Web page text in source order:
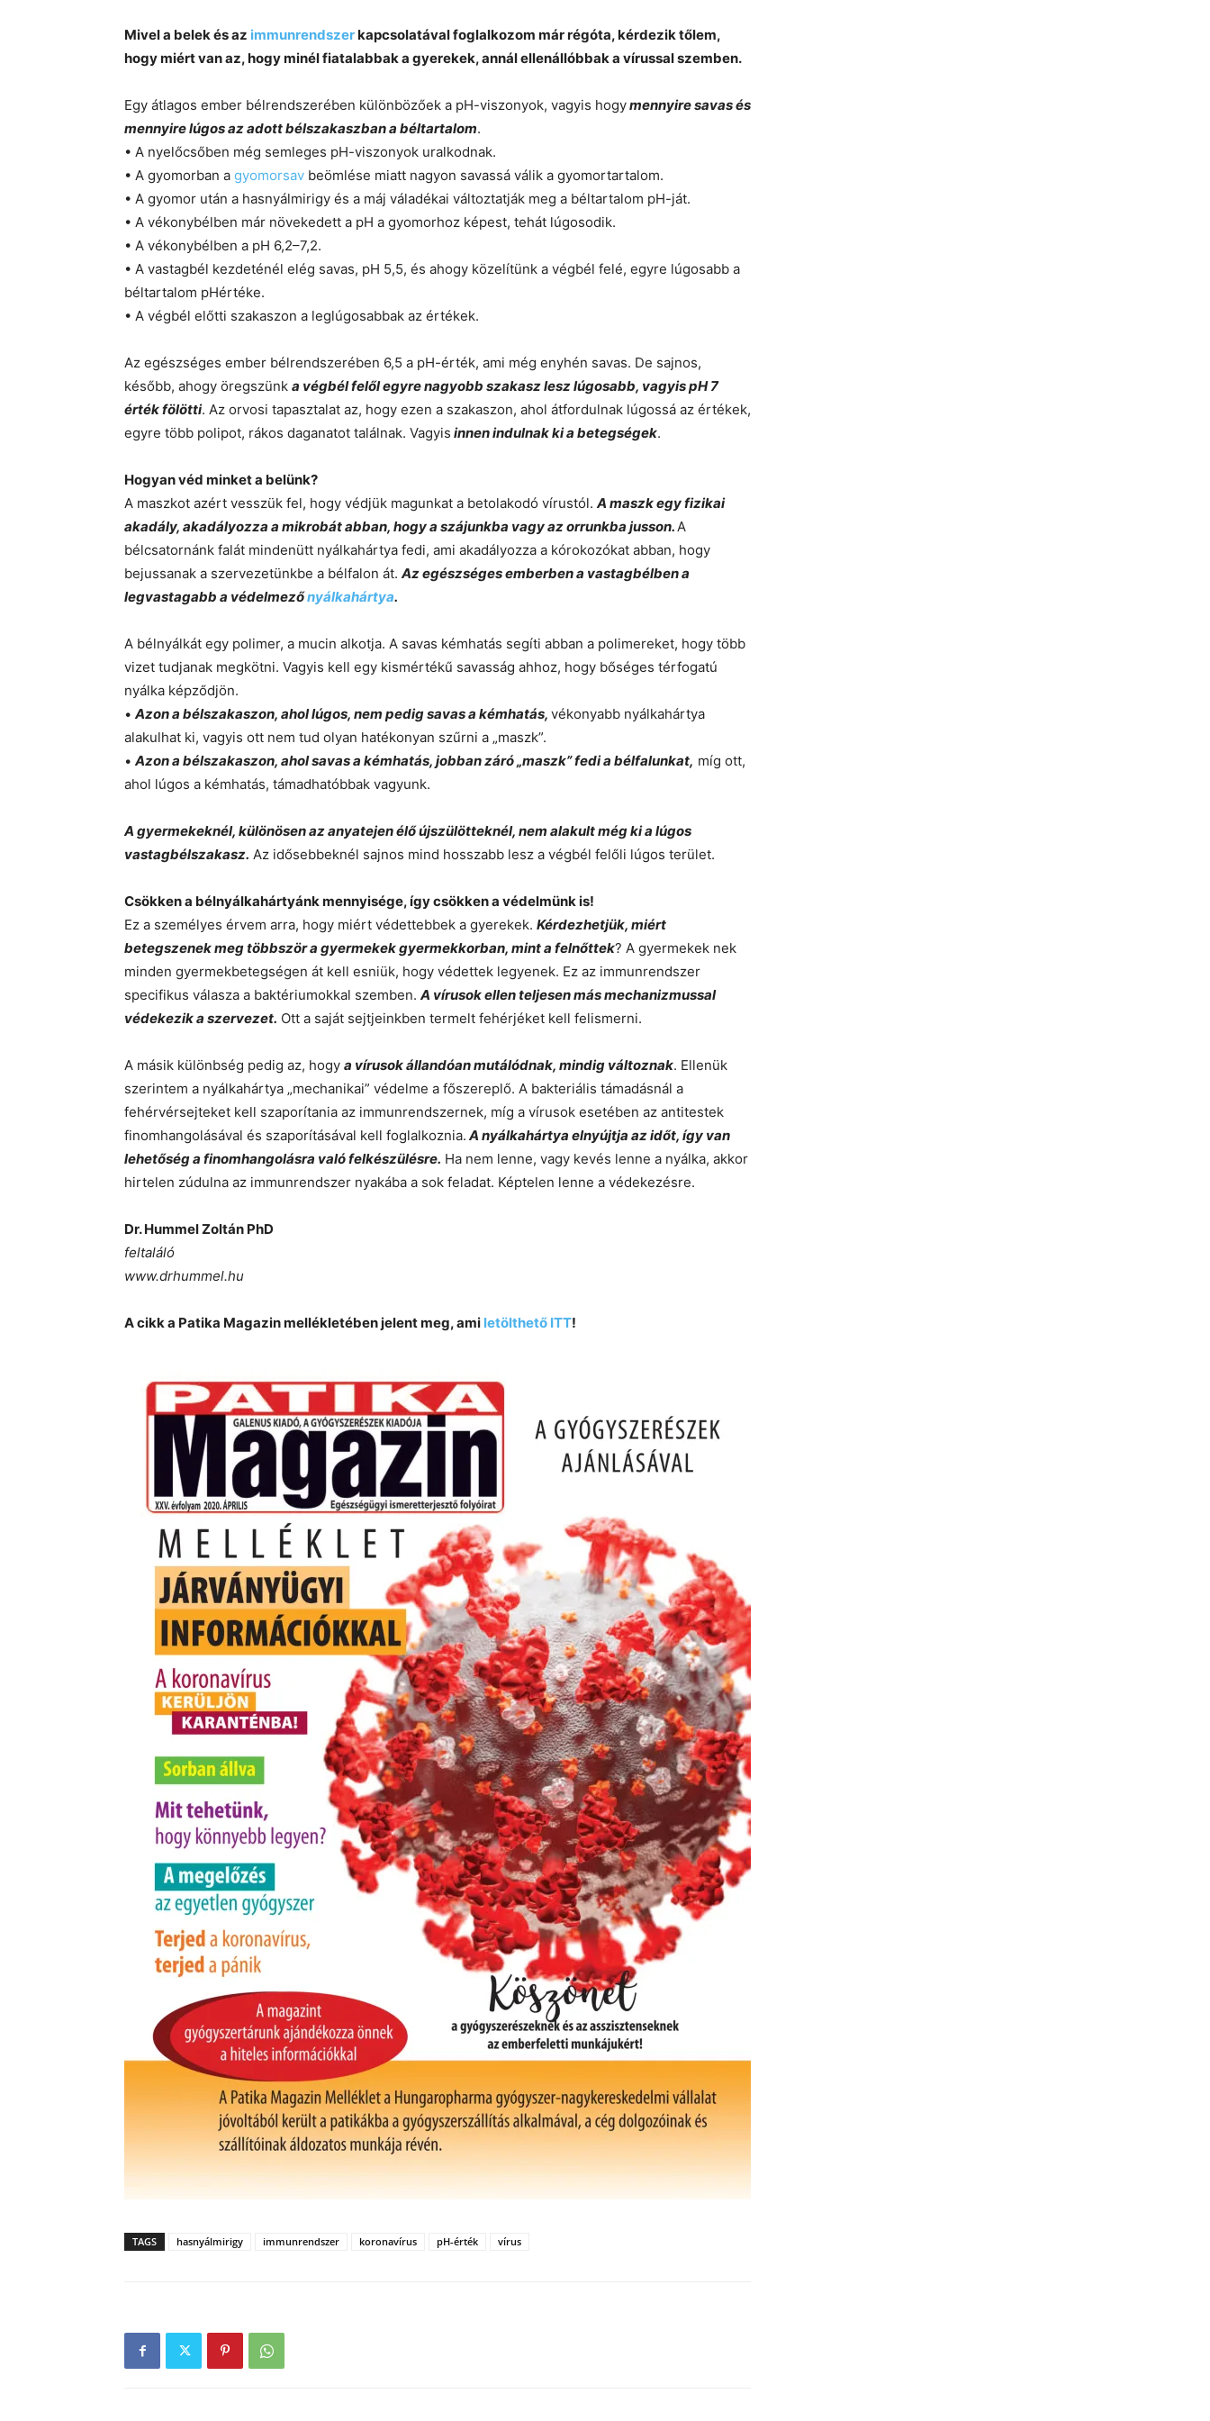
Mivel a belek és az immunrendszerkapcsolatával foglalkozom már régóta, kérdezik tőlem,
hogy miért van az, hogy minél fiatalabbak a gyerekek, annál ellenállóbbak a vírussal szemben.
Egy átlagos ember bélrendszerében különbözőek a pH-viszonyok, vagyis hogymennyire savas és
mennyire lúgos az adott bélszakaszban a béltartalom.
• A nyelőcsőben még semleges pH-viszonyok uralkodnak.
• A gyomorban a gyomorsav beömlése miatt nagyon savassá válik a gyomortartalom.
• A gyomor után a hasnyálmirigy és a máj váladékai változtatják meg a béltartalom pH-ját.
• A vékonybélben már növekedett a pH a gyomorhoz képest, tehát lúgosodik.
• A vékonybélben a pH 6,2–7,2.
• A vastagbél kezdeténél elég savas, pH 5,5, és ahogy közelítünk a végbél felé, egyre lúgosabb a
béltartalom pHértéke.
• A végbél előtti szakaszon a leglúgosabbak az értékek.
Az egészséges ember bélrendszerében 6,5 a pH-érték, ami még enyhén savas. De sajnos,
később, ahogy öregszünk a végbél felől egyre nagyobb szakasz lesz lúgosabb, vagyis pH 7
érték fölötti. Az orvosi tapasztalat az, hogy ezen a szakaszon, ahol átfordulnak lúgossá az értékek,
egyre több polipot, rákos daganatot találnak. Vagyis innen indulnak ki a betegségek.
Hogyan véd minket a belünk?
A maszkot azért vesszük fel, hogy védjük magunkat a betolakodó vírustól. A maszk egy fizikai
akadály, akadályozza a mikrobát abban, hogy a szájunkba vagy az orrunkba jusson.A
bélcsatornánk falát mindenütt nyálkahártya fedi, ami akadályozza a kórokozókat abban, hogy
bejussanak a szervezetünkbe a bélfalon át. Az egészséges emberben a vastagbélben a
legvastagabb a védelmezőnyálkahártya.
A bélnyálkát egy polimer, a mucin alkotja. A savas kémhatás segíti abban a polimereket, hogy több
vizet tudjanak megkötni. Vagyis kell egy kismértékű savasság ahhoz, hogy bőséges térfogatú
nyálka képződjön.
• Azon a bélszakaszon, ahol lúgos, nem pedig savas a kémhatás, vékonyabb nyálkahártya
alakulhat ki, vagyis ott nem tud olyan hatékonyan szűrni a „maszk”.
• Azon a bélszakaszon, ahol savas a kémhatás, jobban záró „maszk” fedi a bélfalunkat, míg ott,
ahol lúgos a kémhatás, támadhatóbbak vagyunk.
A gyermekeknél, különösen az anyatejen élő újszülötteknél, nem alakult még ki a lúgos
vastagbélszakasz. Az idősebbeknél sajnos mind hosszabb lesz a végbél felőli lúgos terület.
Csökken a bélnyálkahártyánk mennyisége, így csökken a védelmünk is!
Ez a személyes érvem arra, hogy miért védettebbek a gyerekek. Kérdezhetjük, miért
betegszenek meg többször a gyermekek gyermekkorban, mint a felnőttek? A gyermekek nek
minden gyermekbetegségen át kell esniük, hogy védettek legyenek. Ez az immunrendszer
specifikus válasza a baktériumokkal szemben. A vírusok ellen teljesen más mechanizmussal
védekezik a szervezet. Ott a saját sejtjeinkben termelt fehérjéket kell felismerni.
A másik különbség pedig az, hogy a vírusok állandóan mutálódnak, mindig változnak. Ellenük
szerintem a nyálkahártya „mechanikai” védelme a főszereplő. A bakteriális támadásnál a
fehérvérsejteket kell szaporítania az immunrendszernek, míg a vírusok esetében az antitestek
finomhangolásával és szaporításával kell foglalkoznia. A nyálkahártya elnyújtja az időt, így van
lehetőség a finomhangolásra való felkészülésre. Ha nem lenne, vagy kevés lenne a nyálka, akkor
hirtelen zúdulna az immunrendszer nyakába a sok feladat. Képtelen lenne a védekezésre.
Dr. Hummel Zoltán PhD
feltaláló
www.drhummel.hu
A cikk a Patika Magazin mellékletében jelent meg, ami letölthető ITT!
TAGS hasnyálmirigy immunrendszer koronavírus pH-érték vírus